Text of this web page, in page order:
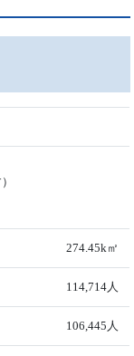
274.45k㎡
114,714人
106,445人